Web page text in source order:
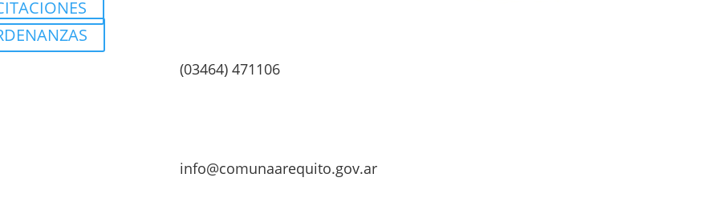
(03464) 471106
info@comunaarequito.gov.ar